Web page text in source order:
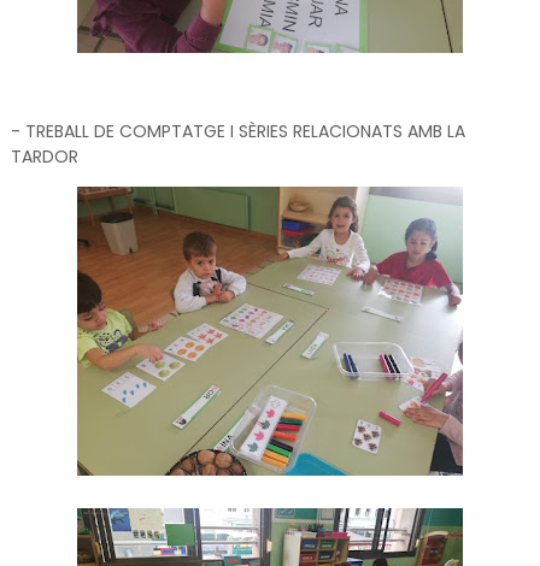
- TREBALL DE COMPTATGE I SÈRIES RELACIONATS AMB LA
TARDOR